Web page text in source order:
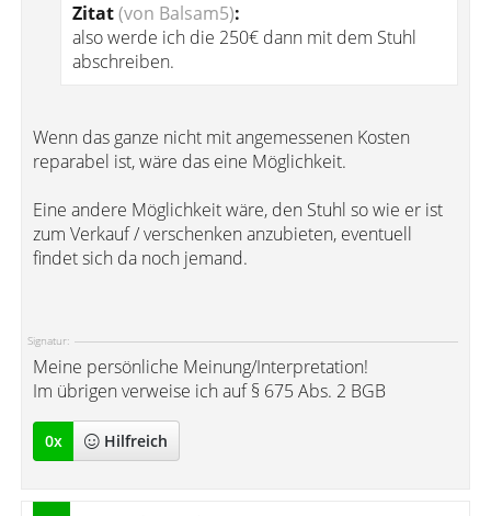
Zitat(von Balsam5):
also werde ich die 250€ dann mit dem Stuhl
abschreiben.
Wenn das ganze nicht mit angemessenen Kosten
reparabel ist, wäre das eine Möglichkeit.
Eine andere Möglichkeit wäre, den Stuhl so wie er ist
zum Verkauf / verschenken anzubieten, eventuell
findet sich da noch jemand.
Signatur:
Meine persönliche Meinung/Interpretation!
Im übrigen verweise ich auf § 675 Abs. 2 BGB
0x Hilfreich